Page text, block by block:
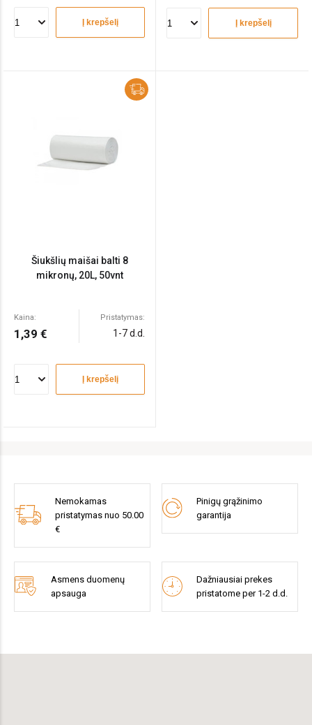
Į krepšelį Į krepšelį
Šiukšlių maišai balti 8
mikronų, 20L, 50vnt
Kaina:
1,39 €
Pristatymas:
1-7 d.d.
Į krepšelį
Nemokamas
pristatymas nuo 50.00
€
Pinigų grąžinimo
garantija
Asmens duomenų
apsauga
Dažniausiai prekes
pristatome per 1-2 d.d.